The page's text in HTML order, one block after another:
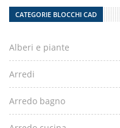
CATEGORIE BLOCCHI CAD
Alberi e piante
Arredi
Arredo bagno